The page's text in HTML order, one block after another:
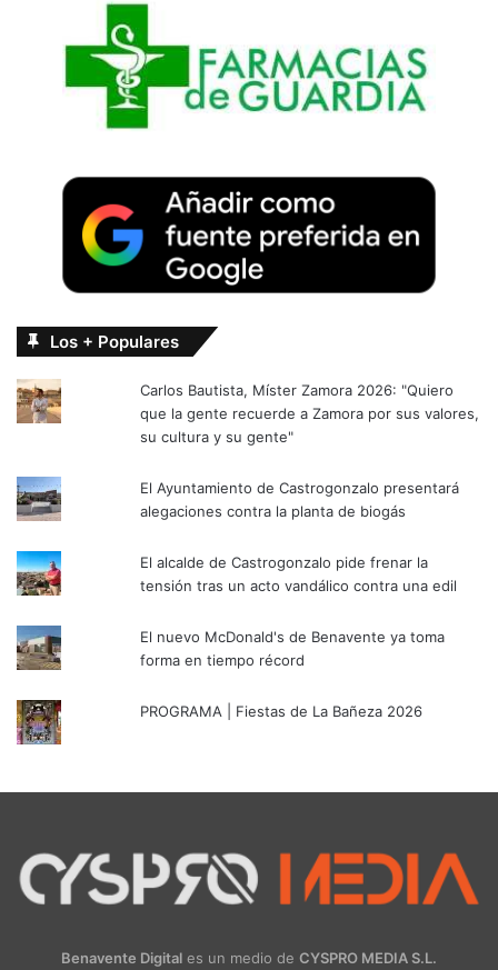
Los + Populares
Carlos Bautista, Míster Zamora 2026: "Quiero
que la gente recuerde a Zamora por sus valores,
su cultura y su gente"
El Ayuntamiento de Castrogonzalo presentará
alegaciones contra la planta de biogás
El alcalde de Castrogonzalo pide frenar la
tensión tras un acto vandálico contra una edil
El nuevo McDonald's de Benavente ya toma
forma en tiempo récord
PROGRAMA | Fiestas de La Bañeza 2026
Benavente Digital es un medio de CYSPRO MEDIA S.L.